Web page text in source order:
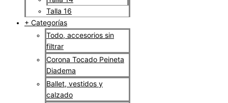
Talla 16
+ Categorías
Todo, accesorios sin
filtrar
Corona Tocado Peineta
Diadema
Ballet, vestidos y
calzado